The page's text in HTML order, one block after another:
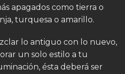
apagados como tierra o
turquesa o amarillo.
lo antiguo con lo nuevo,
un solo estilo a tu
ésta deberá ser